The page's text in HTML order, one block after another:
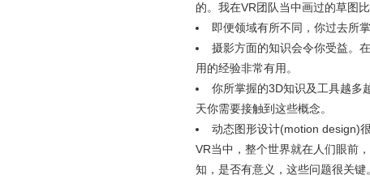
的。我在VR团队当中画过的草图
即便领域有所不同，你过去所
摄影方面的知识会令你受益。
用的经验非常有用。
你所掌握的3D知识及工具越多
天你需要接触到这些概念。
动态图形设计(motion design)
VR当中，整个世界就在人们眼前
知，是否有意义，这些问题很关键